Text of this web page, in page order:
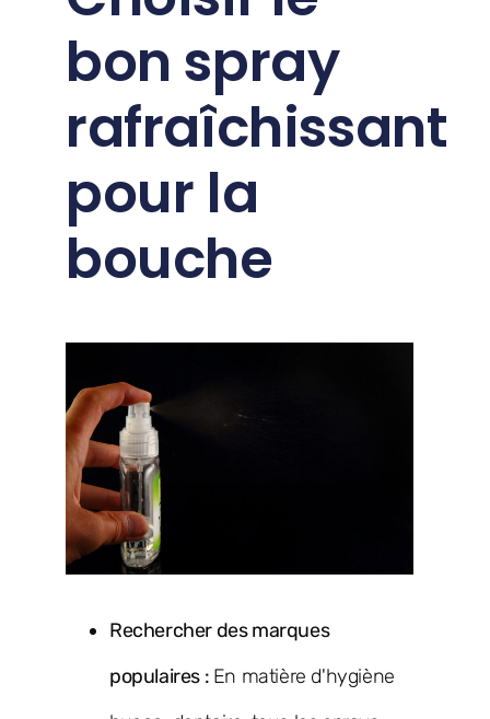
bon spray
rafraîchissant
pour la
bouche
Rechercher des marques
populaires : En matière d'hygiène